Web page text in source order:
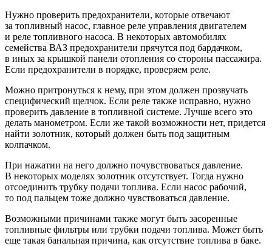
Нужно проверить предохранители, которые отвечают
за топливный насос, главное реле управления двигателем
и реле топливного насоса. В некоторых автомобилях
семейства ВАЗ предохранители прячутся под бардачком,
в иных за крышкой панели отопления со стороны пассажира.
Если предохранители в порядке, проверяем реле.
Можно притронуться к нему, при этом должен прозвучать
специфический щелчок. Если реле также исправно, нужно
проверить давление в топливной системе. Лучше всего это
делать манометром. Если же такой возможности нет, придется
найти золотник, который должен быть под защитным
колпачком.
При нажатии на него должно почувствоваться давление.
В некоторых моделях золотник отсутствует. Тогда нужно
отсоединить трубку подачи топлива. Если насос рабочий,
то под пальцем тоже должно чувствоваться давление.
Возможными причинами также могут быть засоренные
топливные фильтры или трубки подачи топлива. Может быть
еще такая банальная причина, как отсутствие топлива в баке.